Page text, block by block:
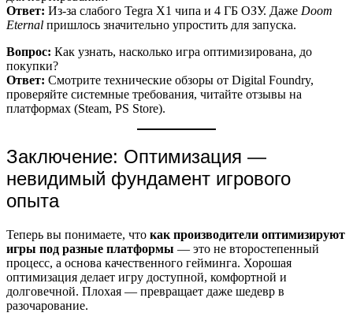
Ответ: Из-за слабого Tegra X1 чипа и 4 ГБ ОЗУ. Даже Doom
Eternal пришлось значительно упростить для запуска.
Вопрос: Как узнать, насколько игра оптимизирована, до
покупки?
Ответ: Смотрите технические обзоры от Digital Foundry,
проверяйте системные требования, читайте отзывы на
платформах (Steam, PS Store).
Заключение: Оптимизация —
невидимый фундамент игрового
опыта
Теперь вы понимаете, что как производители оптимизируют
игры под разные платформы — это не второстепенный
процесс, а основа качественного гейминга. Хорошая
оптимизация делает игру доступной, комфортной и
долговечной. Плохая — превращает даже шедевр в
разочарование.